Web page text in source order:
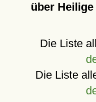
über
Die Liste
Die Liste